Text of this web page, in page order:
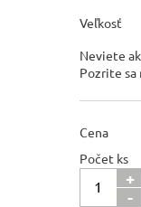
Veľkosť
Neviete
Pozrite sa
Cena
Počet ks
+
-